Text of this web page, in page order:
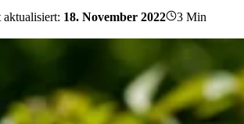
aktualisiert: 18. November 2022 3 Min